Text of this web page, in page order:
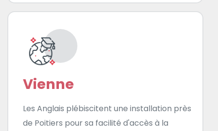
Vienne
Les Anglais plébiscitent une installation près
de Poitiers pour sa facilité d'accès à la